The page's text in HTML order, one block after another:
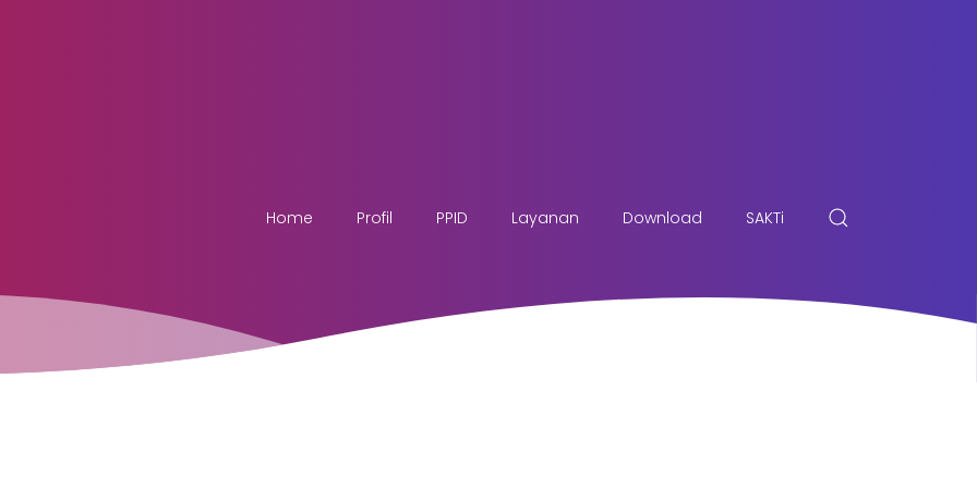
Home Profil PPID Layanan Download SAKTi